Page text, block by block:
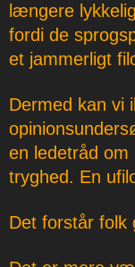
længere
fordi de
et jammerligt
Dermed kan vi
en ledetråd
tryghed. En
Det forstår folk